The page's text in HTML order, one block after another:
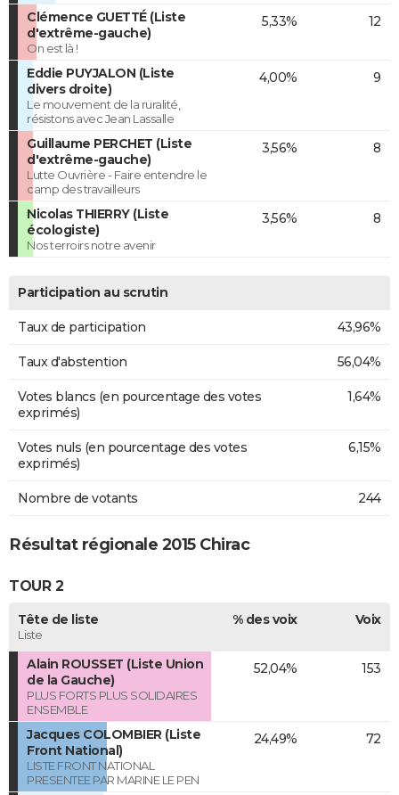
Clémence GUETTÉ (Liste
d'extrême-gauche)
On est là !
5,33% 12
Eddie PUYJALON (Liste
divers droite)
Le mouvement de la ruralité,
résistons avec Jean Lassalle
4,00% 9
Guillaume PERCHET (Liste
d'extrême-gauche)
Lutte Ouvrière - Faire entendre le
camp des travailleurs
3,56% 8
Nicolas THIERRY (Liste
écologiste)
Nos terroirs notre avenir
3,56% 8
Participation au scrutin
Taux de participation 43,96%
Taux d'abstention 56,04%
Votes blancs (en pourcentage des votes
exprimés)
1,64%
Votes nuls (en pourcentage des votes
exprimés)
6,15%
Nombre de votants 244
Résultat régionale 2015 Chirac
TOUR 2
Tête de liste
Liste
% des voix Voix
Alain ROUSSET (Liste Union
de la Gauche)
PLUS FORTS PLUS SOLIDAIRES
ENSEMBLE
52,04% 153
Jacques COLOMBIER (Liste
Front National)
LISTE FRONT NATIONAL
PRESENTEE PAR MARINE LE PEN
24,49% 72